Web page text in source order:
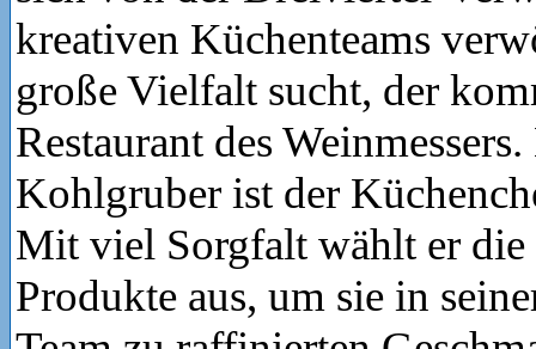
kreativen Küchenteams
große Vielfalt sucht, der
Restaurant des
Kohlgruber ist der
Mit viel Sorgfalt wählt er die
Produkte aus, um sie in